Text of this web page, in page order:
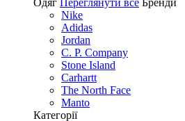
Одяг Переглянути все Бренди
Nike
Adidas
Jordan
C. P. Company
Stone Island
Carhartt
The North Face
Manto
Категорії